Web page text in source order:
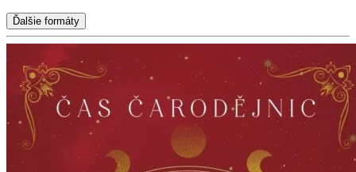
Ďalšie formáty